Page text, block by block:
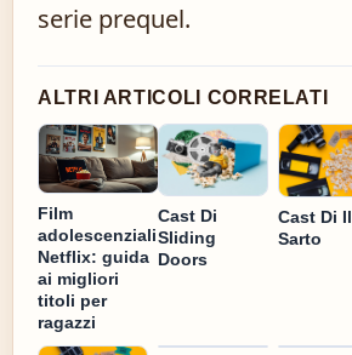
serie prequel.
ALTRI ARTICOLI CORRELATI
Film
adolescenziali
Netflix: guida
ai migliori
titoli per
ragazzi
Cast Di
Sliding
Doors
Cast Di Il
Sarto